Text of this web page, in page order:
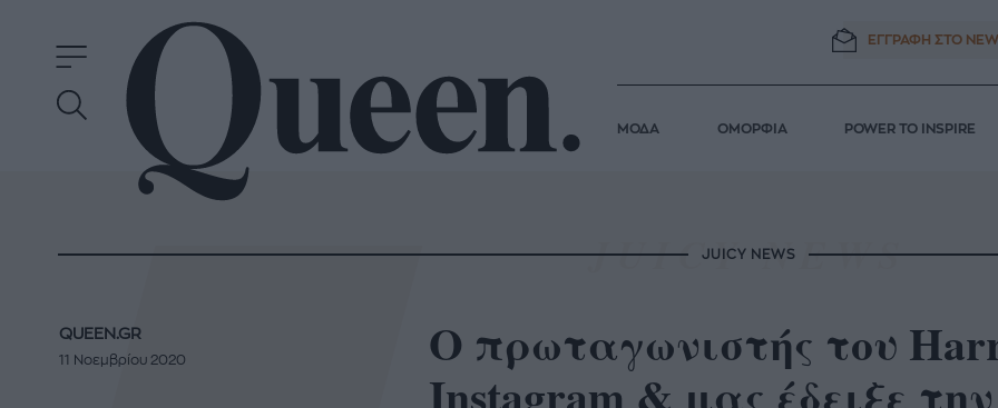
ΕΓΓΡΑΦΗ ΣΤΟ
ΜΟΔΑ ΟΜΟΡΦΙΑ POWER TO INSPIRE
JUICY NEWS
Ο πρωταγωνιστής του
QUEEN.GR
11 Νοεμβρίου 2020